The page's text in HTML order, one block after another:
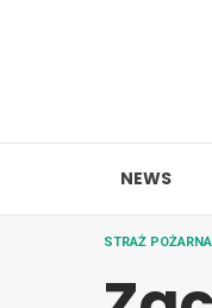
NEWS
STRAŻ POŻARNA